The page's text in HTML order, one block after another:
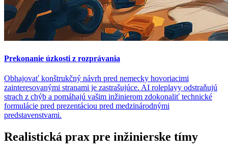
Prekonanie úzkosti z rozprávania
Obhajovať konštrukčný návrh pred nemecky hovoriacimi
zainteresovanými stranami je zastrašujúce. AI roleplayy odstraňujú
strach z chýb a pomáhajú vašim inžinierom zdokonaliť technické
formulácie pred prezentáciou pred medzinárodnými
predstavenstvami.
Realistická prax pre inžinierske tímy